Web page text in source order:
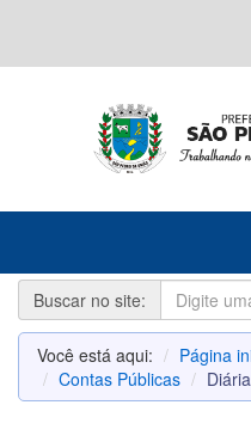
Buscar no site:
Você está aqui: Página
Contas Públicas